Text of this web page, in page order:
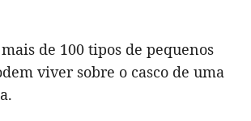
de 100 tipos de pequenos
viver sobre o casco de uma